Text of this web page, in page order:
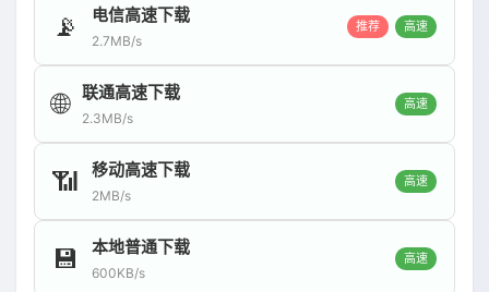
📡 电信高速下载
2.7MB/s
推荐 高速
🌐 联通高速下载
2.3MB/s
高速
📶 移动高速下载
2MB/s
高速
💾 本地普通下载
600KB/s
高速